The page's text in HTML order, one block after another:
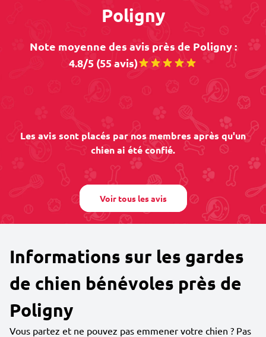
Poligny
Note moyenne des avis près de Poligny :
4.8/5 (55 avis)
Les avis sont placés par nos membres après qu'un
chien ai été confié.
Voir tous les avis
Informations sur les gardes
de chien bénévoles près de
Poligny
Vous partez et ne pouvez pas emmener votre chien ? Pas